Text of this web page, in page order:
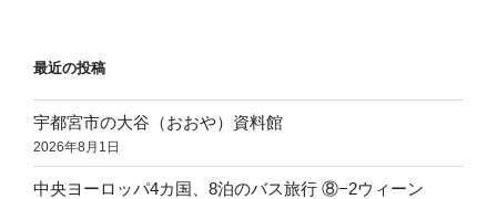
最近の投稿
宇都宮市の大谷（おおや）資料館
2026年8月1日
中央ヨーロッパ4カ国、8泊のバス旅行 ⑧−2ウィーン